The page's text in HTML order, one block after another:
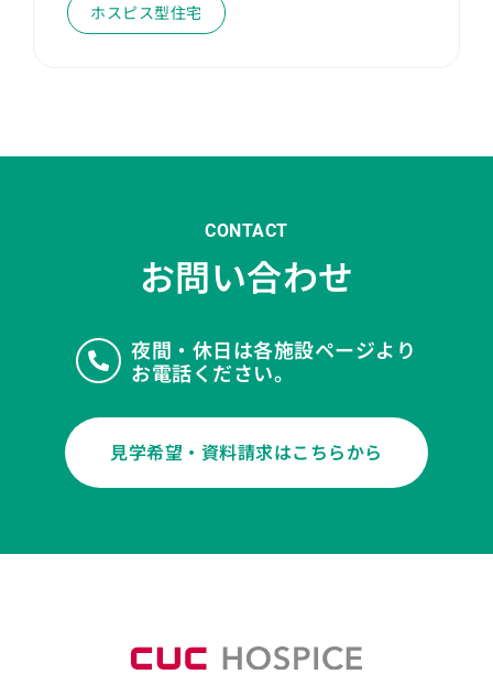
ホスピス型住宅
CONTACT
お問い合わせ
夜間・休日は各施設ページより
お電話ください。
見学希望・資料請求はこちらから